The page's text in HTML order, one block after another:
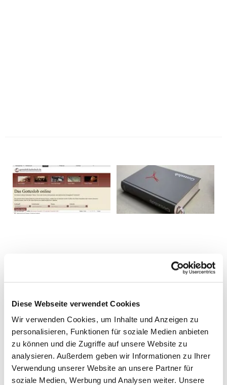
Diese Webseite verwendet Cookies
Wir verwenden Cookies, um Inhalte und Anzeigen zu
personalisieren, Funktionen für soziale Medien anbieten
zu können und die Zugriffe auf unsere Website zu
analysieren. Außerdem geben wir Informationen zu Ihrer
Verwendung unserer Website an unsere Partner für
soziale Medien, Werbung und Analysen weiter. Unsere